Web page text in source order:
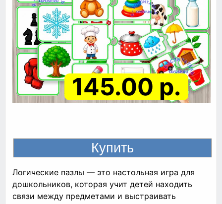
145.00 р.
Логические пазлы — это настольная игра для
дошкольников, которая учит детей находить
связи между предметами и выстраивать